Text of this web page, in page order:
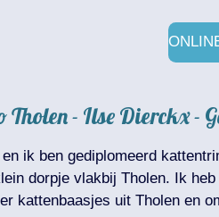
- Ilse Dierckx -
ik ben gediplomeerd
dorpje vlakbij Tholen. Ik
kattenbaasjes uit Tholen en